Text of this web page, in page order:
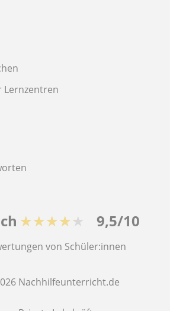
Lernzentren
★★★★★ 9,5/10
von Schüler:innen
Nachhilfeunterricht.de